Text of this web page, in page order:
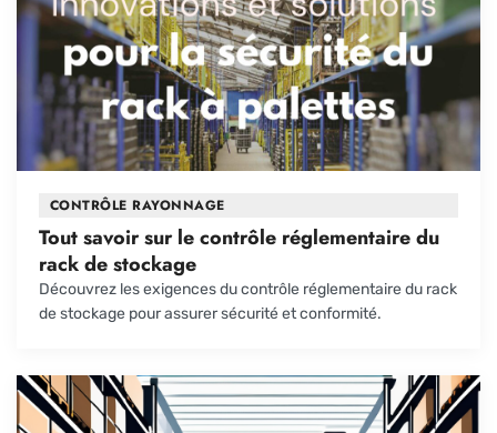
CONTRÔLE RAYONNAGE
Tout savoir sur le contrôle réglementaire du
rack de stockage
Découvrez les exigences du contrôle réglementaire du rack
de stockage pour assurer sécurité et conformité.